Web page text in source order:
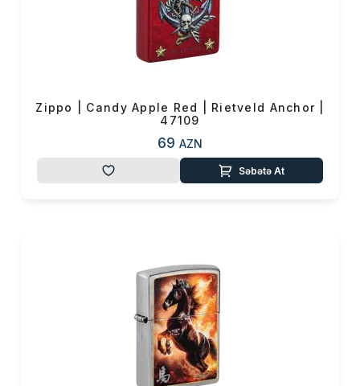
Zippo | Candy Apple Red | Rietveld Anchor |
47109
69 AZN
Səbətə At